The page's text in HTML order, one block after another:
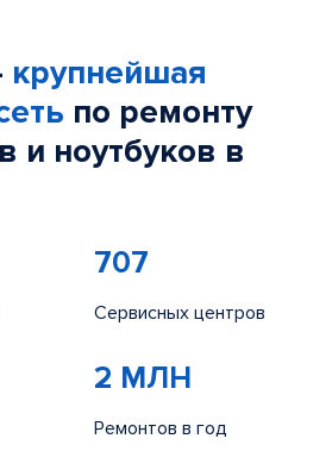
крупнейшая
по ремонту
и ноутбуков в
707
Сервисных центров
2 МЛН
Ремонтов в год